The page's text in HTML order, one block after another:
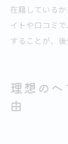
在籍している
イトや口コミ
することが、
理想の
由